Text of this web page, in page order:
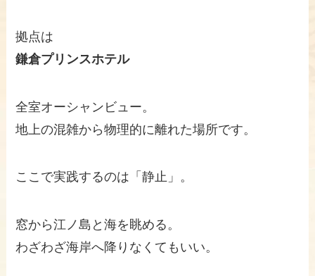
拠点は
鎌倉プリンスホテル
全室オーシャンビュー。
地上の混雑から物理的に離れた場所です。
ここで実践するのは「静止」。
窓から江ノ島と海を眺める。
わざわざ海岸へ降りなくてもいい。